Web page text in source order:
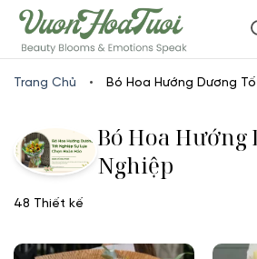
www.vuonhoatuoi.vnSkip
to
content
Trang Chủ • Bó Hoa Hướng Dương
Bó Hoa Hướng
Nghiệp
48 Thiết kế